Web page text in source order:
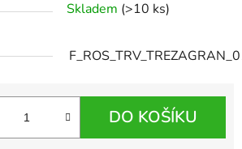
Skladem (>10 ks)
DO KOŠÍKU